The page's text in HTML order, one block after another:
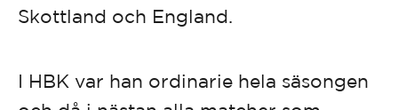
Skottland och England.
I HBK var han ordinarie hela säsongen